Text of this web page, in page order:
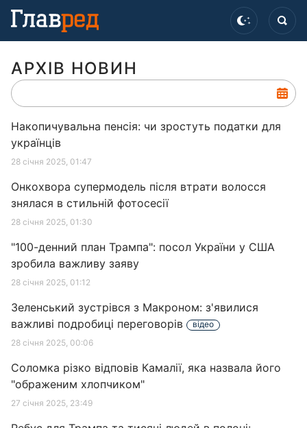
АРХІВ НОВИН
Накопичувальна пенсія: чи зростуть податки для
українців
28 січня 2025, 01:47
Онкохвора супермодель після втрати волосся
знялася в стильній фотосесії
28 січня 2025, 01:30
"100-денний план Трампа": посол України у США
зробила важливу заяву
28 січня 2025, 01:12
Зеленський зустрівся з Макроном: з'явилися
важливі подробиці переговорів
відео
28 січня 2025, 00:06
Соломка різко відповів Камалії, яка назвала його
"ображеним хлопчиком"
27 січня 2025, 23:49